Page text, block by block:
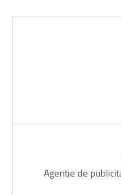
Agentie de